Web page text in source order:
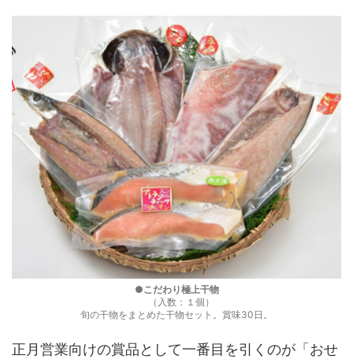
●こだわり極上干物
（入数：１個）
旬の干物をまとめた干物セット。賞味30日。
正月営業向けの賞品として一番目を引くのが「おせ